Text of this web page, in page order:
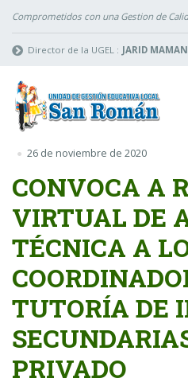
Comprometidos con una Gestion de
Director de la UGEL : JARID
26 de noviembre de 2020
CONVOCA A
VIRTUAL DE
TÉCNICA A
TUTORÍA DE
PRIVADO